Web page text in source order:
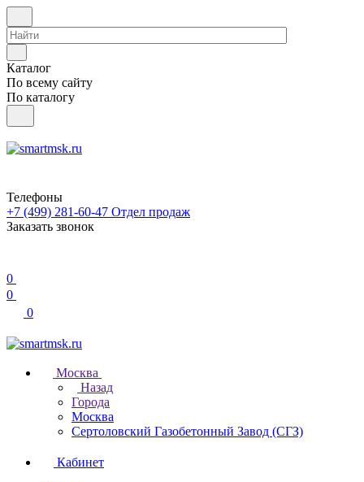
Каталог
По всему сайту
По каталогу
Телефоны
+7 (499) 281-60-47 Отдел продаж
Заказать звонок
0
0
0
Москва
Назад
Города
Москва
Сертоловский Газобетонный Завод (СГЗ)
Кабинет